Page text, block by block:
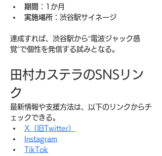
期間 ：1か月
実施場所 ：渋谷駅サイネージ
達成すれば、渋谷駅から“電波ジャック感
覚”で個性を発信する試みとなる。
田村カステラのSNSリン
ク
最新情報や支援方法は、以下のリンクからチ
ェックできる。
X（旧Twitter）
Instagram
TikTok